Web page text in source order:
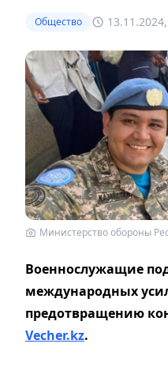
Общество
Министерство обороны
Военнослужащие
международных
предотвращению
Vecher.kz.